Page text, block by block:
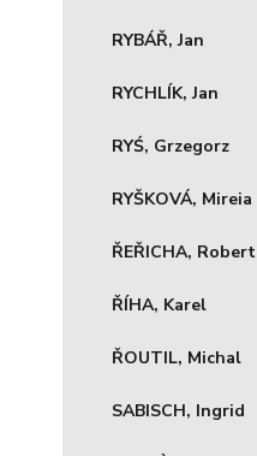
RYBÁŘ, Jan
RYCHLÍK, Jan
RYŚ, Grzegorz
RYŠKOVÁ, Mireia
ŘEŘICHA, Robert
ŘÍHA, Karel
ŘOUTIL, Michal
SABISCH, Ingrid